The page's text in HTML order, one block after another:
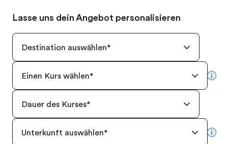
Lasse uns dein Angebot personalisieren
Destination auswählen*
Einen Kurs wählen*
Dauer des Kurses*
Unterkunft auswählen*